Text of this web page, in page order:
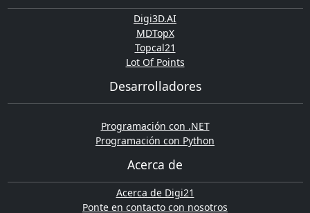
Digi3D.AI
MDTopX
Topcal21
Lot Of Points
Desarrolladores
Programación con .NET
Programación con Python
Acerca de
Acerca de Digi21
Ponte en contacto con nosotros